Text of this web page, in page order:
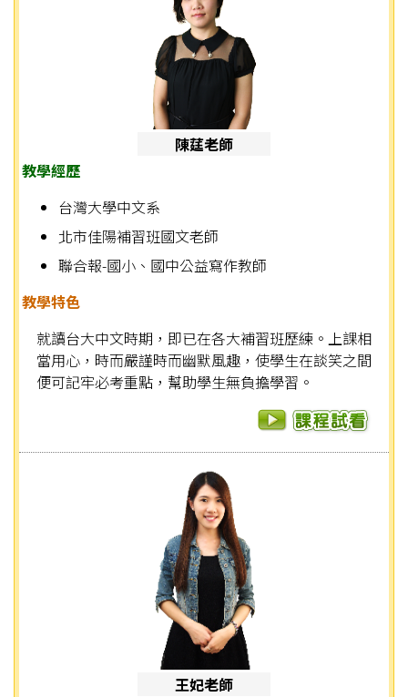
陳莛老師
教學經歷
台灣大學中文系
北市佳陽補習班國文老師
聯合報-國小、國中公益寫作教師
教學特色
就讀台大中文時期，即已在各大補習班歷練。上課相
當用心，時而嚴謹時而幽默風趣，使學生在談笑之間
便可記牢必考重點，幫助學生無負擔學習。
王妃老師